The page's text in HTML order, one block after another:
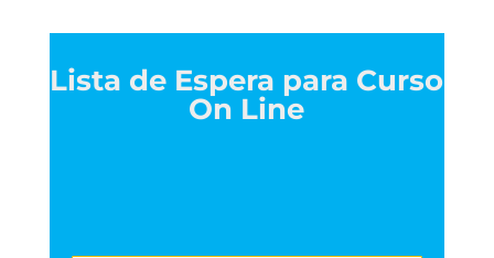
Lista de Espera para Curso
On Line